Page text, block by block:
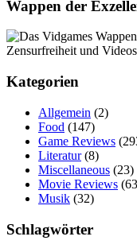
Wappen der
Kategorien
Allgemein (2)
Food (147)
Game Reviews
Literatur(8)
Miscellaneous (23)
Movie Reviews
Musik (32)
Schlagwörter